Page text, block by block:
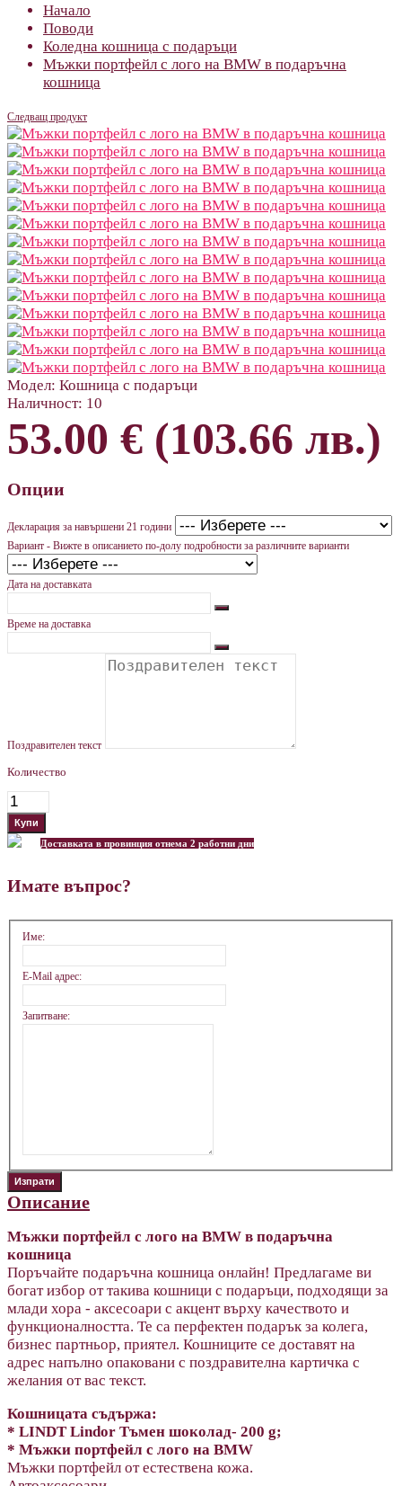
Начало
Поводи
Коледна кошница с подаръци
Мъжки портфейл с лого на BMW в подаръчна
кошница
Следващ продукт
Модел: Кошница с подаръци
Наличност: 10
53.00 € (103.66 лв.)
Опции
Декларация за навършени 21 години
Вариант - Вижте в описанието по-долу подробности за различните варианти
Дата на доставката
Време на доставка
Поздравителен текст
Количество
Доставката в провинция отнема 2 работни дни
Имате въпрос?
Име:
E-Mail адрес:
Запитване:
Описание
Мъжки портфейл с лого на BMW в подаръчна
кошница
Поръчайте подаръчна кошница онлайн! Предлагаме ви
богат избор от такива кошници с подаръци, подходящи за
млади хора - аксесоари с акцент върху качеството и
функционалността. Те са перфектен подарък за колега,
бизнес партньор, приятел. Кошниците се доставят на
адрес напълно опаковани с поздравителна картичка с
желания от вас текст.
Кошницата съдържа:
* LINDT Lindor Тъмен шоколад- 200 g;
* Мъжки портфейл с лого на BMW
Мъжки портфейл от естествена кожа.